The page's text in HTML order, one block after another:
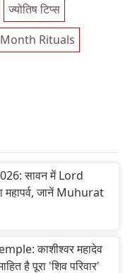
ज्योतिष टिप्स
Rituals
सावन में Lord
जानें Muhurat
काशीश्वर महादेव
है पूरा 'शिव परिवार'